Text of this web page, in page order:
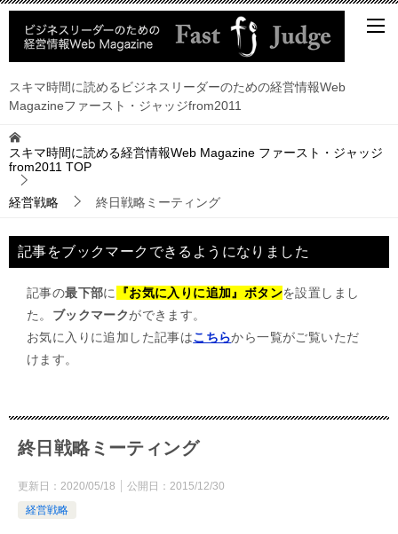
スキマ時間に読めるビジネスリーダーのための経営情報Web
Magazineファースト・ジャッジfrom2011
スキマ時間に読める経営情報Web Magazine ファースト・ジャッジ
from2011 TOP
経営戦略 終日戦略ミーティング
記事をブックマークできるようになりました
記事の最下部に 『お気に入りに追加』ボタンを設置しまし
た。 ブックマークができます。
お気に入りに追加した記事はこちらから一覧がご覧いただ
けます。
終日戦略ミーティング
更新日： 2020/05/18 公開日： 2015/12/30
経営戦略